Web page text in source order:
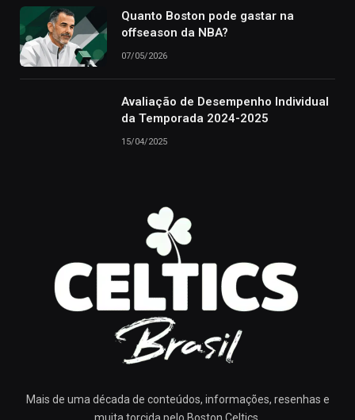
Quanto Boston pode gastar na
offseason da NBA?
07/05/2026
Avaliação de Desempenho Individual
da Temporada 2024-2025
15/04/2025
Mais de uma década de conteúdos, informações, resenhas e